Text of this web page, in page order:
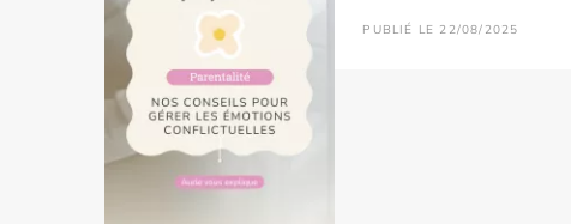
PUBLIÉ LE 22/08/2025